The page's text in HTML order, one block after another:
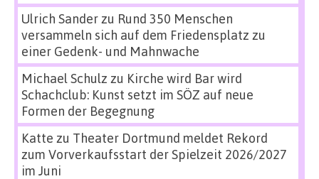
Ulrich Sanderzu Rund 350 Menschen
versammeln sich auf dem Friedensplatz zu
einer Gedenk- und Mahnwache
Michael Schulz zu Kirche wird Bar wird
Schachclub: Kunst setzt im SÖZ auf neue
Formen der Begegnung
Katte zu Theater Dortmund meldet Rekord
zum Vorverkaufsstart der Spielzeit 2026/2027
im Juni